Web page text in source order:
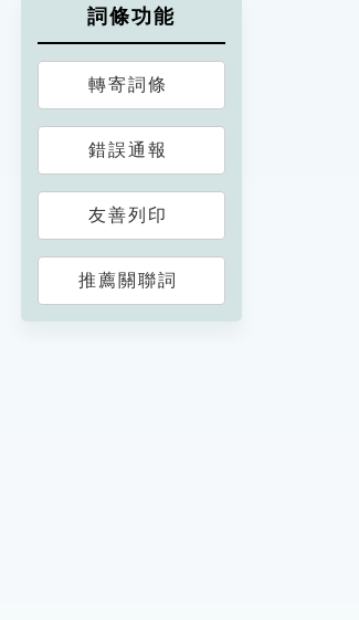
詞條功能
轉寄詞條
錯誤通報
友善列印
推薦關聯詞